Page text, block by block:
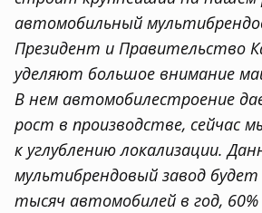
автомобильный
Президент и Правительство
уделяют большое внимание
В нем автомобилестроение
рост в производстве, сейчас
к углублению локализации.
мультибрендовый завод
тысяч автомобилей в год,